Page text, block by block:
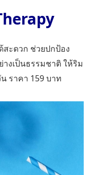
ะดวก ช่วยปกป้อง
งเป็นธรรมชาติ ให้ริม
ราคา 159 บาท